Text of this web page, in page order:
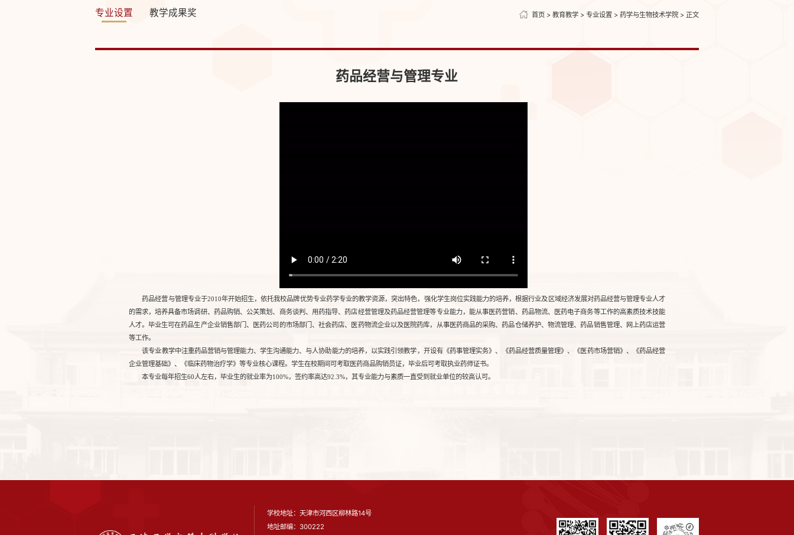
专业设置 教学成果奖 首页 >教育教学 >专业设置 >药学与生物技术学院 > 正文
药品经营与管理专业
药品经营与管理专业于2010年开始招生，依托我校品牌优势专业药学专业的教学资源，突出特色，强化学生岗位实践能力的培养，根据行业及区域经济发展对药品经营与管理专业人才
的需求，培养具备市场调研、药品购销、公关策划、商务谈判、用药指导、药店经营管理及药品经营管理等专业能力，能从事医药营销、药品物流、医药电子商务等工作的高素质技术技能
人才。毕业生可在药品生产企业销售部门、医药公司的市场部门、社会药店、医药物流企业以及医院药库，从事医药商品的采购、药品仓储养护、物流管理、药品销售管理、网上药店运营
等工作。
该专业教学中注重药品营销与管理能力、学生沟通能力、与人协助能力的培养，以实践引领教学，开设有《药事管理实务》、《药品经营质量管理》、《医药市场营销》、《药品经营
企业管理基础》、《临床药物治疗学》等专业核心课程。学生在校期间可考取医药商品购销员证，毕业后可考取执业药师证书。
本专业每年招生60人左右，毕业生的就业率为100%，签约率高达92.3%，其专业能力与素质一直受到就业单位的较高认可。
学校地址：天津市河西区柳林路14号
地址邮编：300222